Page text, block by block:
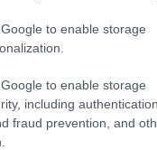
to enable storage
to enable storage
including authentication
fraud prevention, and
«αδελφή